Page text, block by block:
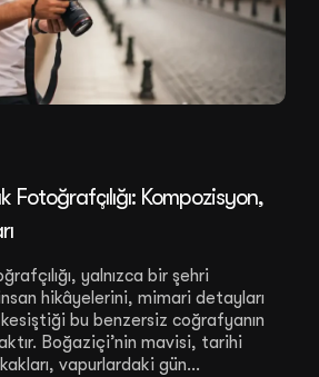
Fotoğrafçılığı: Kompozisyon,
yalnızca bir şehri
hikâyelerini, mimari detayları
bu benzersiz coğrafyanın
Boğaziçi’nin mavisi, tarihi
vapurlardaki gün...